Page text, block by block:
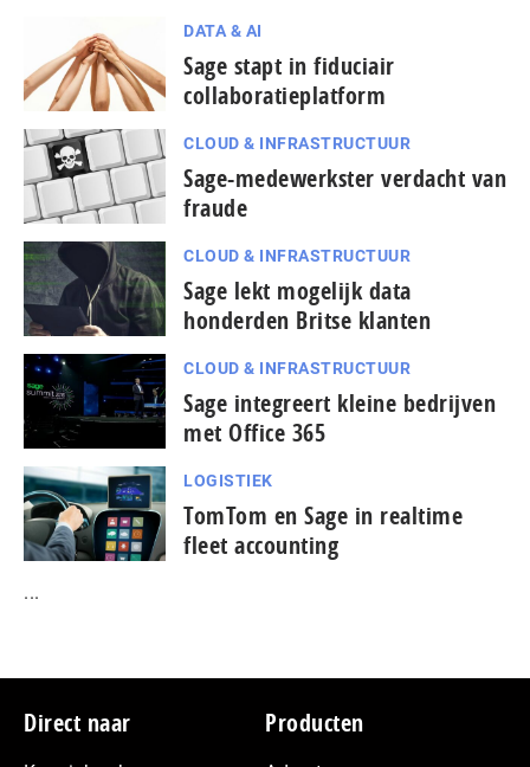
DATA & AI
Sage stapt in fiduciair
collaboratieplatform
CLOUD & INFRASTRUCTUUR
Sage-medewerkster verdacht van
fraude
CLOUD & INFRASTRUCTUUR
Sage lekt mogelijk data
honderden Britse klanten
CLOUD & INFRASTRUCTUUR
Sage integreert kleine bedrijven
met Office 365
LOGISTIEK
TomTom en Sage in realtime
fleet accounting
...
Footer
Direct naar Producten